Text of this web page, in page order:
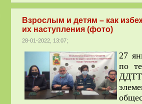
Взрослым и детям – как
их наступления (фото)
28-01-2022, 13:07;
27
по